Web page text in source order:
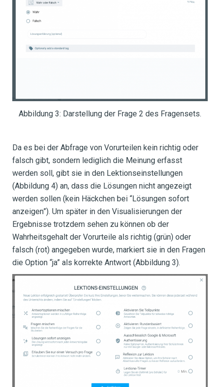
Abbildung 3: Darstellung der Frage 2 des Fragensets.
Da es bei der Abfrage von Vorurteilen kein richtig oder
falsch gibt, sondern lediglich die Meinung erfasst
werden soll, gibt sie in den Lektionseinstellungen
(Abbildung 4) an, dass die Lösungen nicht angezeigt
werden sollen (kein Häckchen bei “Lösungen sofort
anzeigen”). Um später in den Visualisierungen der
Ergebnisse trotzdem sehen zu können ob der
Wahrheitsgehalt der Vorurteile als richtig (grün) oder
falsch (rot) angegeben wurde, markiert sie in den Fragen
die Option “ja” als korrekte Antwort (Abbildung 3).